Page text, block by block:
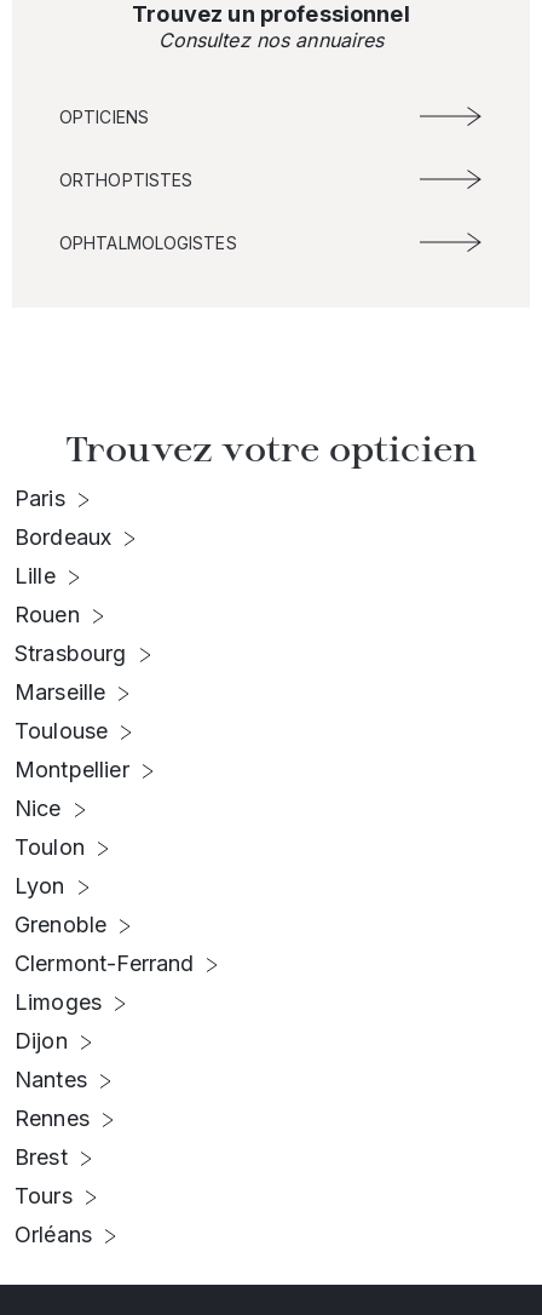
Trouvez un professionnel
Consultez nos annuaires
OPTICIENS
ORTHOPTISTES
OPHTALMOLOGISTES
Trouvez votre opticien
Paris
Bordeaux
Lille
Rouen
Strasbourg
Marseille
Toulouse
Montpellier
Nice
Toulon
Lyon
Grenoble
Clermont-Ferrand
Limoges
Dijon
Nantes
Rennes
Brest
Tours
Orléans